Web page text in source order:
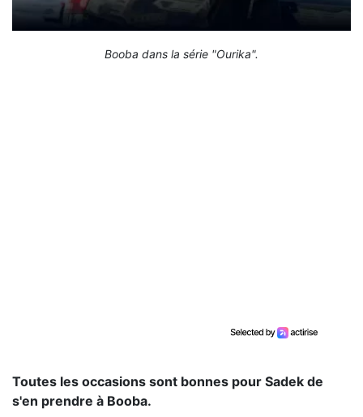
Booba dans la série "Ourika".
Toutes les occasions sont bonnes pour Sadek de
s'en prendre à Booba.